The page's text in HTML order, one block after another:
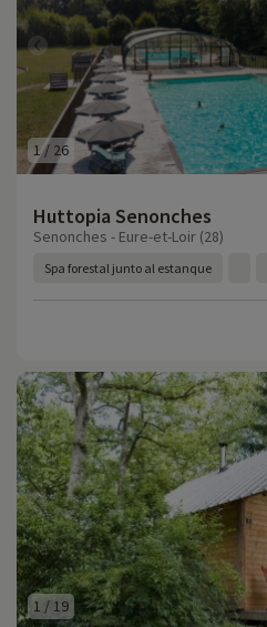
1/ 26
Huttopia Senonches
Senonches - Eure-et-Loir (28)
Spa forestal junto al estanque
1 / 19